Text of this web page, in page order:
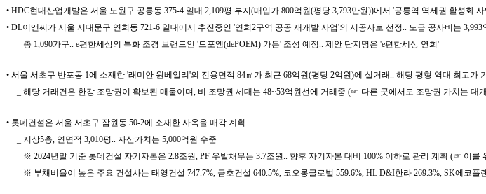
• HDC현대산업개발은 서울 노원구 공릉동 375-4 일대 2,109평 부지(매입가 800억원(평당 3,793만원))에서 '공릉역 역세권 활성화
• DL이앤씨가 서울 서대문구 연희동 721-6 일대에서 추진중인 '연희2구역 공공 재개발 사업'의 시공사로 선정.. 도급 공사비는 3,993
_ 총 1,090가구.. e편한세상의 특화 조경 브랜드인 '드포엠(dePOEM) 가든' 조성 예정.. 제안 단지명은 'e편한세상 연희'
• 서울 서초구 반포동 1에 소재한 '래미안 원베일리'의 전용면적 84㎡가 최근 68억원(평당 2억원)에 실거래.. 해당 평형 역대 최고
_ 해당 거래건은 한강 조망권이 확보된 매물이며, 비 조망권 세대는 48~53억원선에 거래중 (☞ 다른 곳에서도 조망권 가치는 대
• 롯데건설은 서울 서초구 잠원동 50-2에 소재한 사옥을 매각 계획
_ 지상5층, 연면적 3,010평.. 자산가치는 5,000억원 수준
※ 2024년말 기준 롯데건설 자기자본은 2.8조원, PF 우발채무는 3.7조원.. 향후 자기자본 대비 100% 이하로 관리 계획 (☞ 이를
※ 부채비율이 높은 주요 건설사는 태영건설 747.7%, 금호건설 640.5%, 코오롱글로벌 559.6%, HL D&I한라 269.3%, SK에코